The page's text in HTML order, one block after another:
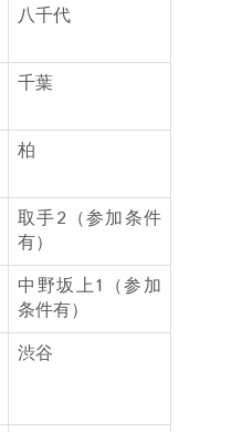
八千代
千葉
柏
取手2（参加条件
有）
中野坂上1（参加
条件有）
渋谷